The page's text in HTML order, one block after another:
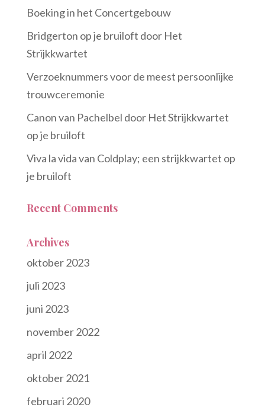
Boeking in het Concertgebouw
Bridgerton op je bruiloft door Het
Strijkkwartet
Verzoeknummers voor de meest persoonlijke
trouwceremonie
Canon van Pachelbel door Het Strijkkwartet
op je bruiloft
Viva la vida van Coldplay; een strijkkwartet op
je bruiloft
Recent Comments
Archives
oktober 2023
juli 2023
juni 2023
november 2022
april 2022
oktober 2021
februari 2020